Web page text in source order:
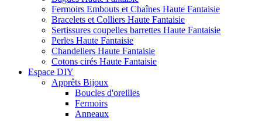
Fermoirs Embouts et Chaînes Haute Fantaisie
Bracelets et Colliers Haute Fantaisie
Sertissures coupelles barrettes Haute Fantaisie
Perles Haute Fantaisie
Chandeliers Haute Fantaisie
Cotons cirés Haute Fantaisie
Espace DIY
Apprêts Bijoux
Boucles d'oreilles
Fermoirs
Anneaux